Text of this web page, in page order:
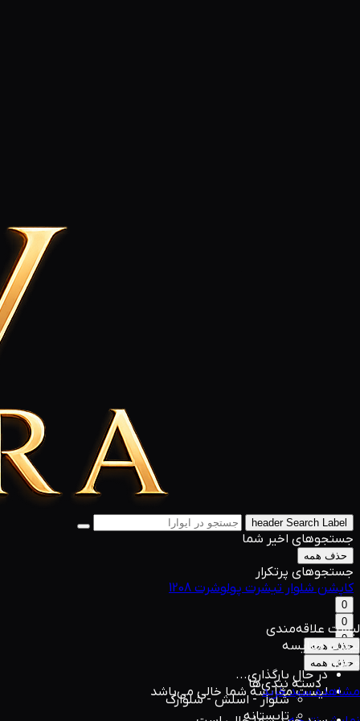
header Search Label
جستجوهای اخیر شما
حذف همه
جستجوهای پرتکرار
کاپشنشلوارتیشرتپولوشرت1208
0
لیست علاقه‌مندی
حذف همه
در حال بارگذاری...
0
لیست مقایسه
حذف همه
لیست مقایسه شما خالی می‌باشد
0
مشاهده سبد خرید
دسته بندی‌ها
شلوار - اسلش - شلوارک
تابستانه